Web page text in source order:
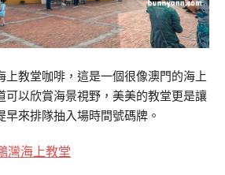
上教堂咖啡，這是一個很像澳門的海上
可以欣賞海景視野，美美的教堂更是讓
早來排隊抽入場時間號碼牌。
灣海上教堂